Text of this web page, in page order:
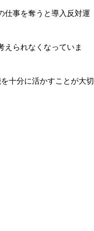
仕事を奪うと導入反対運
えられなくなっていま
十分に活かすことが大切